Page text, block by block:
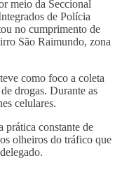
meio da Seccional
de Polícia
no cumprimento de
São Raimundo, zona
como foco a coleta
drogas. Durante as
celulares.
prática constante de
olheiros do tráfico que